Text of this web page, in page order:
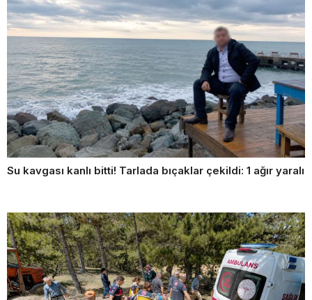
Su kavgası kanlı bitti! Tarlada bıçaklar çekildi: 1 ağır yaralı